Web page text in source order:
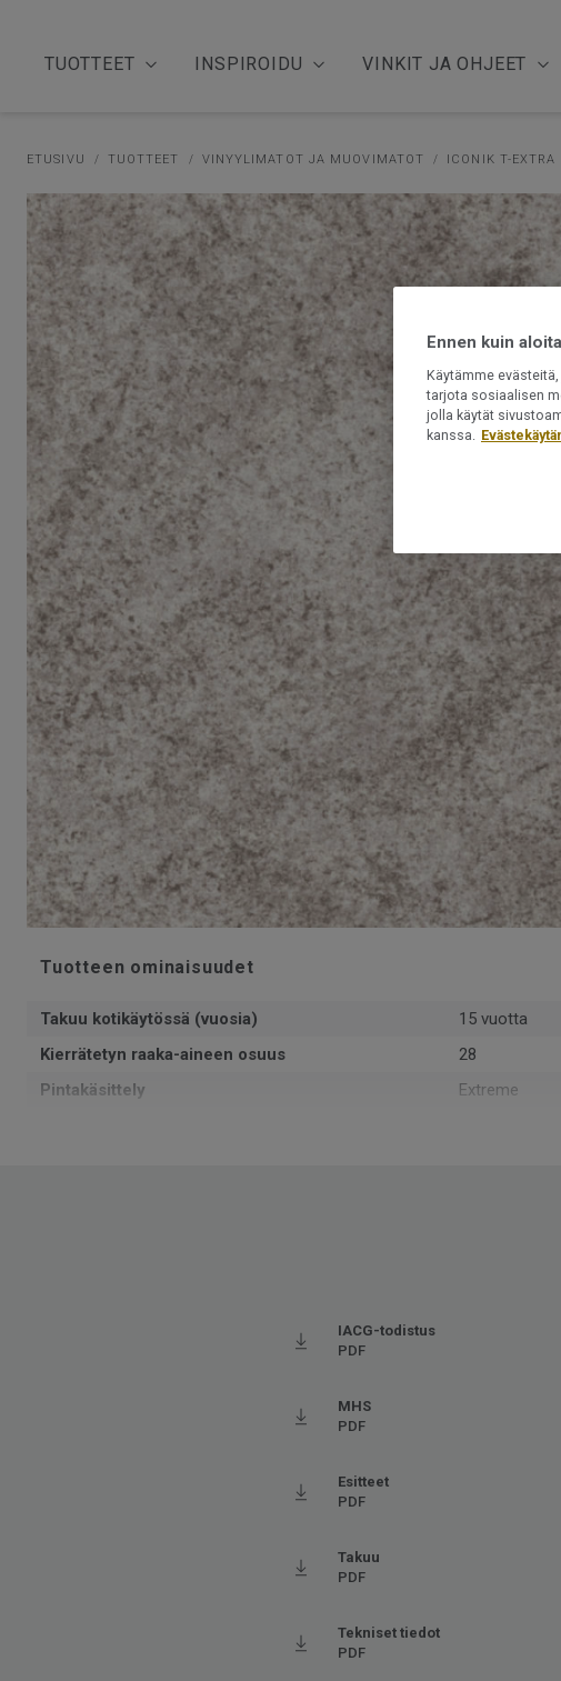
TUOTTEET INSPIROIDU VINKIT JA OHJEET
ETUSIVU TUOTTEET VINYYLIMATOT JA MUOVIMATOT ICONIK T-EXTRA
Tuotteen ominaisuudet
Takuu kotikäytössä (vuosia)
15 vuotta
Kierrätetyn raaka-aineen osuus
28
Pintakäsittely
Extreme
IACG-todistus
PDF
MHS
PDF
Esitteet
PDF
Takuu
PDF
Tekniset tiedot
PDF
Ennen kuin
Käytämme
tarjota sosiaalisen
jolla käytät
kanssa.